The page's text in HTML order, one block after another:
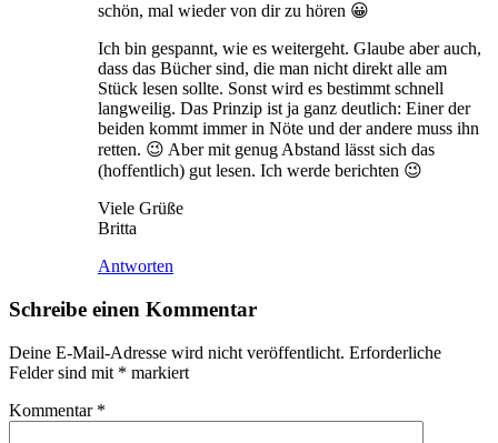
schön, mal wieder von dir zu hören 😀
Ich bin gespannt, wie es weitergeht. Glaube aber auch,
dass das Bücher sind, die man nicht direkt alle am
Stück lesen sollte. Sonst wird es bestimmt schnell
langweilig. Das Prinzip ist ja ganz deutlich: Einer der
beiden kommt immer in Nöte und der andere muss ihn
retten. 😉 Aber mit genug Abstand lässt sich das
(hoffentlich) gut lesen. Ich werde berichten 😉
Viele Grüße
Britta
Antworten
Schreibe einen Kommentar
Deine E-Mail-Adresse wird nicht veröffentlicht. Erforderliche
Felder sind mit * markiert
Kommentar *